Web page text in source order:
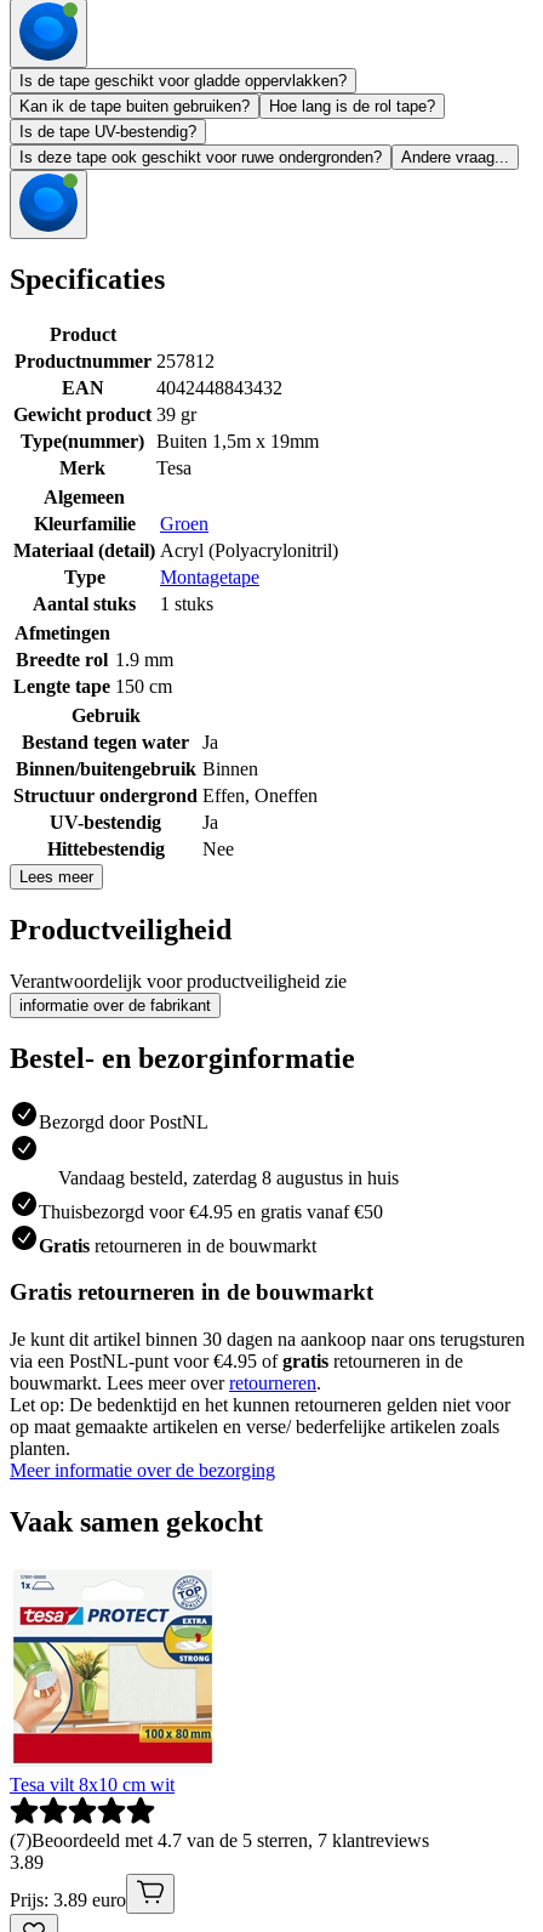
Is de tape geschikt voor gladde oppervlakken?
Kan ik de tape buiten gebruiken?
Hoe lang is de rol tape?
Is de tape UV-bestendig?
Is deze tape ook geschikt voor ruwe ondergronden?
Andere vraag...
Specificaties
Product
Productnummer 257812
EAN
4042448843432
Gewicht product 39 gr
Type(nummer) Buiten 1,5m x 19mm
Merk
Tesa
Algemeen
Kleurfamilie
Groen
Materiaal (detail) Acryl (Polyacrylonitril)
Type
Montagetape
Aantal stuks
1 stuks
Afmetingen
Breedte rol 1.9 mm
Lengte tape 150 cm
Gebruik
Bestand tegen water
Ja
Binnen/buitengebruik Binnen
Structuur ondergrond Effen, Oneffen
UV-bestendig
Ja
Hittebestendig
Nee
Lees meer
Productveiligheid
Verantwoordelijk voor productveiligheid zie
informatie over de fabrikant
Bestel- en bezorginformatie
Bezorgd door PostNL
Vandaag besteld, zaterdag 8 augustus in huis
Thuisbezorgd voor €4.95 en gratis vanaf €50
Gratis retourneren in de bouwmarkt
Gratis retourneren in de bouwmarkt
Je kunt dit artikel binnen 30 dagen na aankoop naar ons terugsturen
via een PostNL-punt voor €4.95 ofgratis retourneren in de
bouwmarkt. Lees meer overretourneren.
Let op: De bedenktijd en het kunnen retourneren gelden niet voor
op maat gemaakte artikelen en verse/ bederfelijke artikelen zoals
planten.
Meer informatie over de bezorging
Vaak samen gekocht
Tesa vilt 8x10 cm wit
(7)Beoordeeld met 4.7 van de 5 sterren, 7 klantreviews
3.89
Prijs: 3.89 euro